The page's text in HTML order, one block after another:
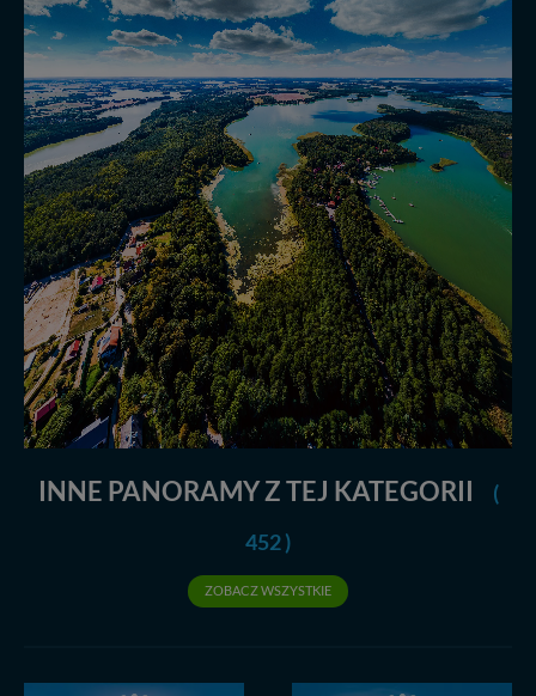
INNE PANORAMY Z TEJ KATEGORII
(
452 )
ZOBACZ WSZYSTKIE